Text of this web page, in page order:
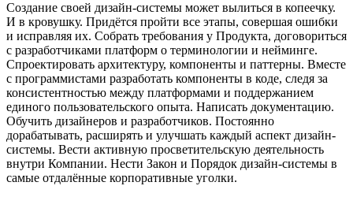
Создание своей дизайн-системы может вылиться в копеечку.
И в кровушку. Придётся пройти все этапы, совершая ошибки
и исправляя их. Собрать требования у Продукта, договориться
с разработчиками платформ о терминологии и нейминге.
Спроектировать архитектуру, компоненты и паттерны. Вместе
с программистами разработать компоненты в коде, следя за
консистентностью между платформами и поддержанием
единого пользовательского опыта. Написать документацию.
Обучить дизайнеров и разработчиков. Постоянно
дорабатывать, расширять и улучшать каждый аспект дизайн-
системы. Вести активную просветительскую деятельность
внутри Компании. Нести Закон и Порядок дизайн-системы в
самые отдалённые корпоративные уголки.